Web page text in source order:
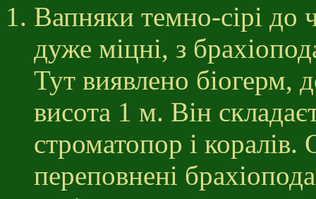
Вапняки темно-сірі до
дуже міцні, з
Тут виявлено біогерм,
висота 1 м. Він
строматопор і коралів.
переповнені